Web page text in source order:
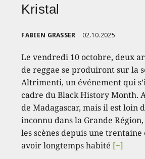
Kristal
FABIEN GRASSER 02.10.2025
Le vendredi 10 octobre, deux
de reggae se produiront sur la
Altrimenti, un événement qui
cadre du Black History Month.
de Madagascar, mais il est loin
inconnu dans la Grande
les scènes depuis une trentaine
avoir longtemps habité [+]